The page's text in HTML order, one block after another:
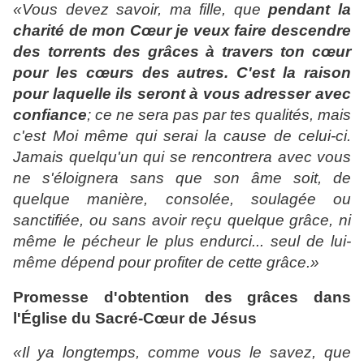
«Vous devez savoir, ma fille, quependant la
charité de mon Cœur je veux faire descendre
des torrents des grâces à travers ton cœur
pour les cœurs des autres. C'est la raison
pour laquelle ils seront à vous adresser avec
confiance; ce ne sera pas par tes qualités, mais
c'est Moi même qui serai la cause de celui-ci.
Jamais quelqu'un qui se rencontrera avec vous
ne s'éloignera sans que son âme soit, de
quelque manière, consolée, soulagée ou
sanctifiée, ou sans avoir reçu quelque grâce, ni
même le pécheur le plus endurci... seul de lui-
même dépend pour profiter de cette grâce.»
Promesse d'obtention des grâces dans
l'Église du Sacré-Cœur de Jésus
«Il ya longtemps, comme vous le savez, que